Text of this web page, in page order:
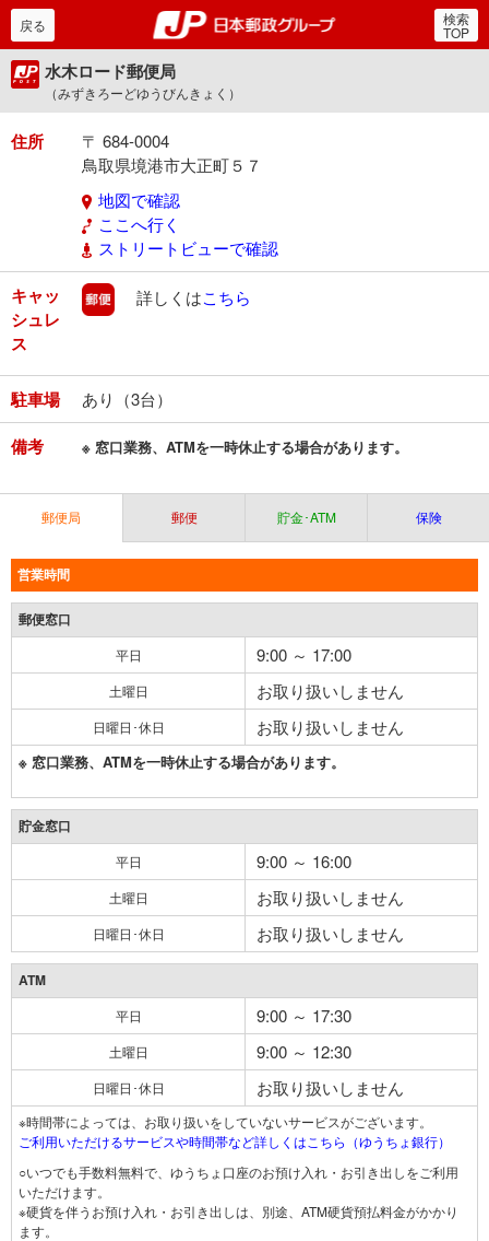
郵便局・日本郵政グルー
戻る 検索
TOP
水木ロード郵便局
（みずきろーどゆうびんきょく）
住所
〒 684-0004
鳥取県境港市大正町５７
地図で確認
ここへ行く
ストリートビューで確認
キャッ
シュレ
ス
郵便
詳しくはこちら
駐車場 あり（3台）
備考 ※ 窓口業務、ATMを一時休止する場合があります。
郵便局 郵便 貯金･ATM 保険
営業時間
郵便窓口
平日 9:00 ～ 17:00
土曜日 お取り扱いしません
日曜日･休日 お取り扱いしません
※ 窓口業務、ATMを一時休止する場合があります。
貯金窓口
平日 9:00 ～ 16:00
土曜日 お取り扱いしません
日曜日･休日 お取り扱いしません
ATM
平日 9:00 ～ 17:30
土曜日 9:00 ～ 12:30
日曜日･休日 お取り扱いしません
※時間帯によっては、お取り扱いをしていないサービスがございます。
ご利用いただけるサービスや時間帯など詳しくはこちら（ゆうちょ銀行）
○いつでも手数料無料で、ゆうちょ口座のお預け入れ・お引き出しをご利用
いただけます。
※硬貨を伴うお預け入れ・お引き出しは、別途、ATM硬貨預払料金がかかり
ます。